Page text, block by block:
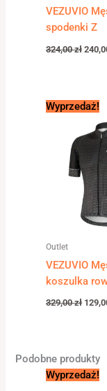
VEZUVIO
spodenki Z
324,00zł
Wyprzedaż!
Outlet
VEZUVIO
koszulka
329,00zł
cena
Podobne produkty
Wyprzedaż!
cena